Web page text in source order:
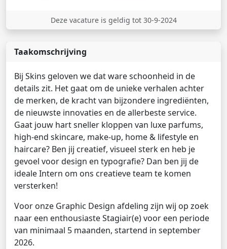
Deze vacature is geldig tot 30-9-2024
Taakomschrijving
Bij Skins geloven we dat ware schoonheid in de
details zit. Het gaat om de unieke verhalen achter
de merken, de kracht van bijzondere ingrediënten,
de nieuwste innovaties en de allerbeste service.
Gaat jouw hart sneller kloppen van luxe parfums,
high-end skincare, make-up, home & lifestyle en
haircare? Ben jij creatief, visueel sterk en heb je
gevoel voor design en typografie? Dan ben jij de
ideale Intern om ons creatieve team te komen
versterken!
Voor onze Graphic Design afdeling zijn wij op zoek
naar een enthousiaste Stagiair(e) voor een periode
van minimaal 5 maanden, startend in september
2026.